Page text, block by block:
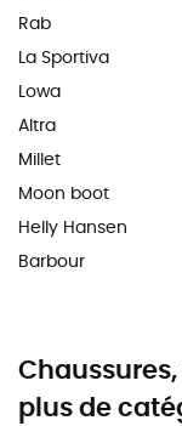
Rab
La Sportiva
Lowa
Altra
Millet
Moon boot
Helly Hansen
Barbour
plus de